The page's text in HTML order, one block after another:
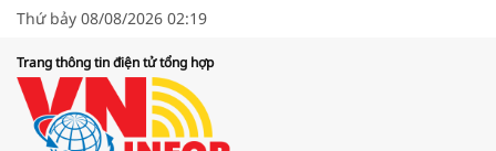
Thứ bảy 08/08/2026 02:19
Trang thông tin điện tử tổng hợp